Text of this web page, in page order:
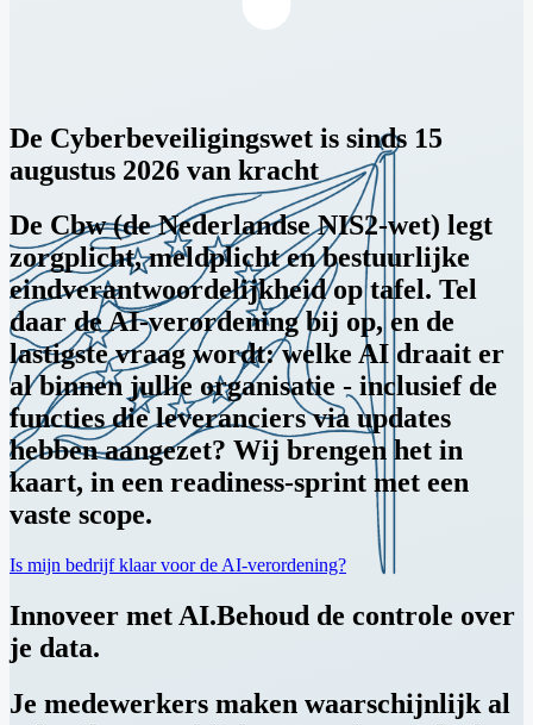
De Cyberbeveiligingswet is sinds 15
augustus 2026 van kracht
De Cbw (de Nederlandse NIS2-wet) legt
zorgplicht, meldplicht en bestuurlijke
eindverantwoordelijkheid op tafel. Tel
daar de AI-verordening bij op, en de
lastigste vraag wordt: welke AI draait er
al binnen jullie organisatie - inclusief de
functies die leveranciers via updates
hebben aangezet? Wij brengen het in
kaart, in een readiness-sprint met een
vaste scope.
Is mijn bedrijf klaar voor de AI-verordening?
Innoveer met AI.Behoud de controle over
je data.
Je medewerkers maken waarschijnlijk al